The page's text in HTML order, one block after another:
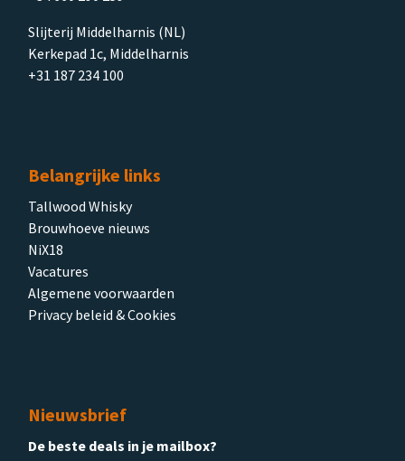
Slijterij Middelharnis (NL)
Kerkepad 1c, Middelharnis
+31 187 234 100
Belangrijke links
Tallwood Whisky
Brouwhoeve nieuws
NiX18
Vacatures
Algemene voorwaarden
Privacy beleid & Cookies
Nieuwsbrief
De beste deals in je mailbox?